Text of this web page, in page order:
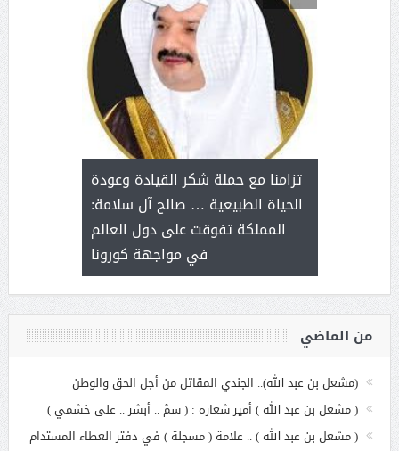
مع
بنت
تزامنا مع حملة شكر القيادة وعودة
الحياة الطبيعية … صالح آل سلامة:
المملكة تفوقت على دول العالم
في مواجهة كورونا
آل شرمه:
على برامج
هي أساس
من الماضي
(مشعل بن عبد الله).. الجندي المقاتل من أجل الحق والوطن
( مشعل بن عبد الله ) أمير شعاره : ( سمْ .. أبشر .. على خشمي )
( مشعل بن عبد الله ) .. علامة ( مسجلة ) في دفتر العطاء المستدام